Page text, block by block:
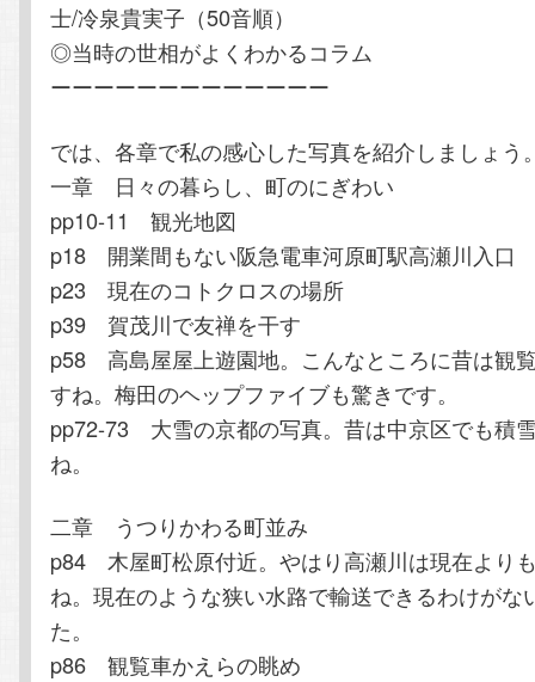
士/冷泉貴実子（50音順）
◎当時の世相がよくわかるコラム
ーーーーーーーーーーーーー
では、各章で私の感心した写真を紹介しましょう
一章 日々の暮らし、町のにぎわい
pp10-11 観光地図
p18 開業間もない阪急電車河原町駅高瀬川入口
p23 現在のコトクロスの場所
p39 賀茂川で友禅を干す
p58 高島屋屋上遊園地。こんなところに昔は観
すね。梅田のヘップファイブも驚きです。
pp72-73 大雪の京都の写真。昔は中京区でも積
ね。
二章 うつりかわる町並み
p84 木屋町松原付近。やはり高瀬川は現在より
ね。現在のような狭い水路で輸送できるわけがな
た。
p86 観覧車かえらの眺め